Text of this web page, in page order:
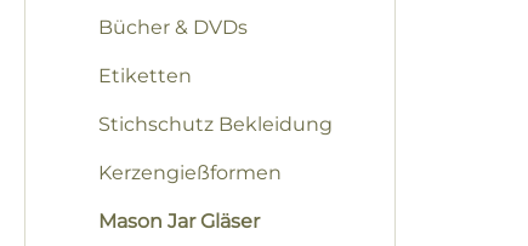
Bücher & DVDs
Etiketten
Stichschutz Bekleidung
Kerzengießformen
Mason Jar Gläser